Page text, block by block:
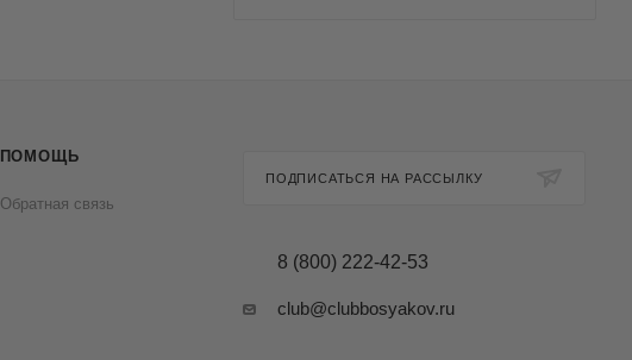
ПОМОЩЬ
Обратная связь
ПОДПИСАТЬСЯ НА РАССЫЛКУ
8 (800) 222-42-53
club@clubbosyakov.ru